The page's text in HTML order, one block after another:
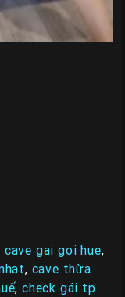
cave gai goi hue,
, cave thừa
,check gái tp